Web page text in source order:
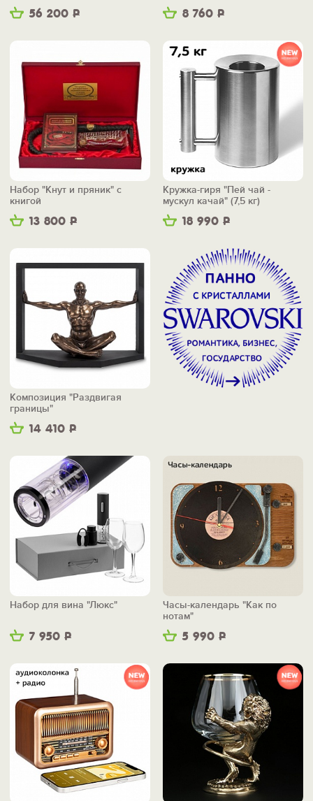
56 200 Р 8 760 Р
13 800 Р
Набор "Кнут и пряник" с
книгой
18 990 Р
Кружка-гиря "Пей чай -
мускул качай" (7,5 кг)
14 410 Р
Композиция "Раздвигая
границы"
7 950 Р
Набор для вина "Люкс"
5 990 Р
Часы-календарь "Как по
нотам"